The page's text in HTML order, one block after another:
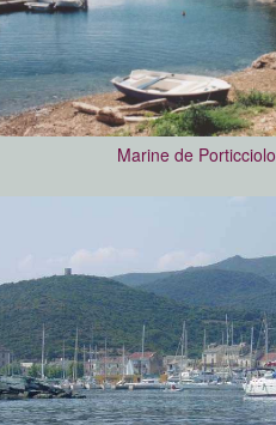
Marine de Porticciolo